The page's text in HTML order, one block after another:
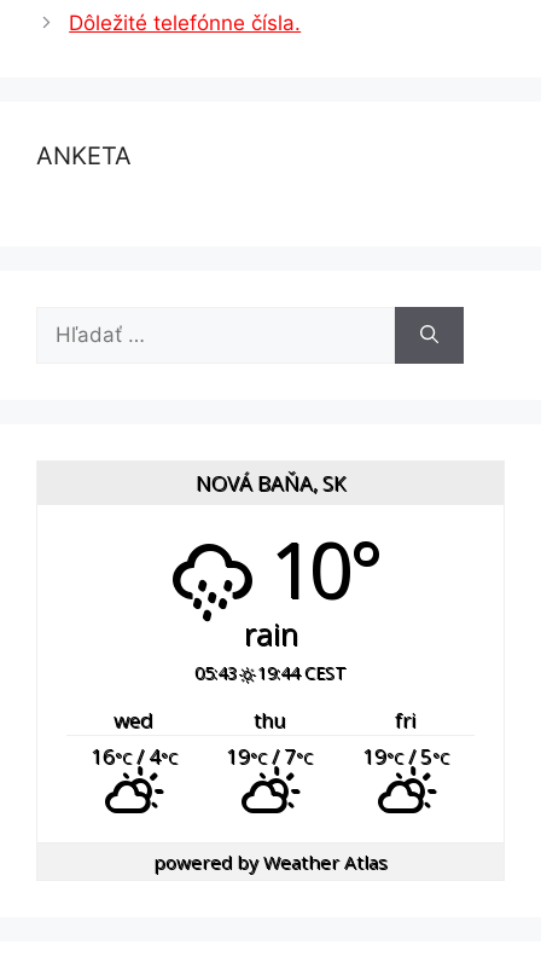
Dôležité telefónne čísla.
ANKETA
NOVÁ BAŇA, SK
10°
rain
05:43 19:44 CEST
wed thu
fri
16°C/ 4°C 19°C/ 7°C 19°C/ 5°C
powered byWeather Atlas